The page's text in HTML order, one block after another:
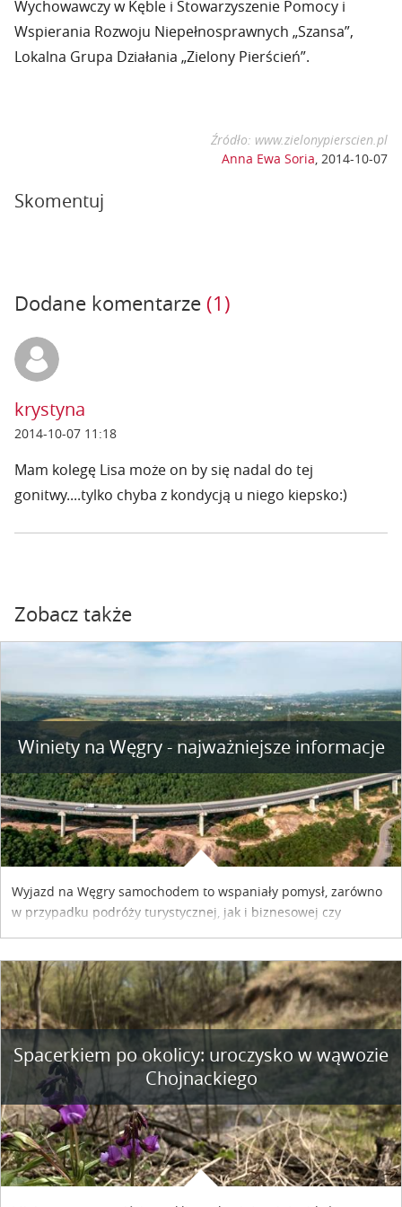
Wychowawczy w Kęble i Stowarzyszenie Pomocy i
Wspierania Rozwoju Niepełnosprawnych „Szansa”,
Lokalna Grupa Działania „Zielony Pierścień”.
Źródło: www.zielonypierscien.pl
Anna Ewa Soria, 2014-10-07
Skomentuj
Dodane komentarze (1)
krystyna
2014-10-07 11:18
Mam kolegę Lisa może on by się nadal do tej
gonitwy....tylko chyba z kondycją u niego kiepsko:)
Zobacz także
Winiety na Węgry - najważniejsze informacje
Wyjazd na Węgry samochodem to wspaniały pomysł, zarówno
w przypadku podróży turystycznej, jak i biznesowej czy
współpracy reklamowej z Hungary Vignette.
Spacerkiem po okolicy: uroczysko w wąwozie
Chojnackiego